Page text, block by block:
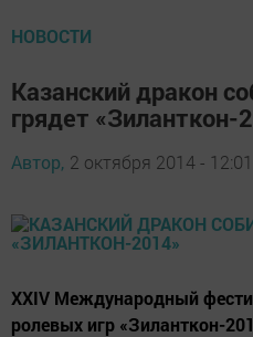
НОВОСТИ
Казанский дракон
грядет «Зиланткон-
Автор, 2 октября 2014 - 12:01
XXIV Международный
ролевых игр «Зиланткон-